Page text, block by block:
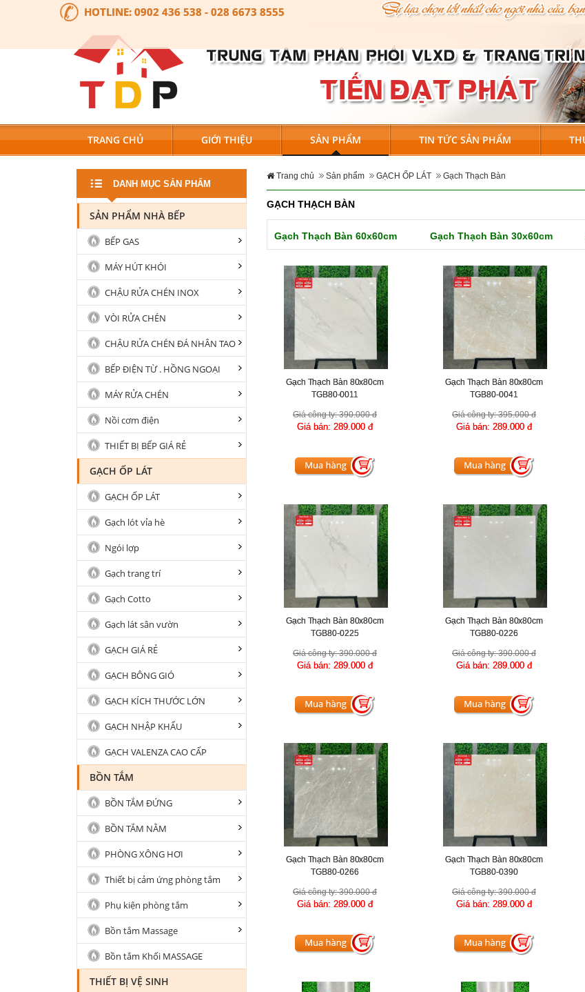
HOTLINE: 0902 436 538 - 028 6673 8555
Trang chủ Sản phẩm GẠCH ỐP LÁT Gạch Thạch Bàn
GẠCH THẠCH BÀN
Gạch Thạch Bàn 60x60cm Gạch Thạch Bàn 30x60cm
Gạch Thạch Bàn 80x80cm
TGB80-0011
Giá công ty:390.000 đ
Giá bán: 289.000 đ
Gạch Thạch Bàn 80x80cm
TGB80-0041
Giá công ty:395.000 đ
Giá bán: 289.000 đ
Gạch Thạch Bàn 80x80cm
TGB80-0225
Giá công ty:390.000 đ
Giá bán: 289.000 đ
Gạch Thạch Bàn 80x80cm
TGB80-0226
Giá công ty:390.000 đ
Giá bán: 289.000 đ
Gạch Thạch Bàn 80x80cm
TGB80-0266
Giá công ty:390.000 đ
Giá bán: 289.000 đ
Gạch Thạch Bàn 80x80cm
TGB80-0390
Giá công ty:390.000 đ
Giá bán: 289.000 đ
DANH MỤC SẢN PHẨM
SẢN PHẨM NHÀ BẾP
BẾP GAS
MÁY HÚT KHÓI
CHẬU RỬA CHÉN INOX
VÒI RỬA CHÉN
CHẬU RỬA CHÉN ĐÁ NHÂN TAO
BẾP ĐIỆN TỪ . HỒNG NGOẠI
MÁY RỬA CHÉN
Nồi cơm điện
THIẾT BỊ BẾP GIÁ RẺ
GẠCH ỐP LÁT
GẠCH ỐP LÁT
Gạch lót vỉa hè
Ngói lợp
Gạch trang trí
Gạch Cotto
Gạch lát sân vườn
GẠCH GIÁ RẺ
GẠCH BÔNG GIÓ
GẠCH KÍCH THƯỚC LỚN
GẠCH NHẬP KHẨU
GẠCH VALENZA CAO CẤP
BỒN TẮM
BỒN TẮM ĐỨNG
BỒN TẮM NẰM
PHÒNG XÔNG HƠI
Thiết bị cảm ứng phòng tắm
Phụ kiện phòng tắm
Bồn tắm Massage
Bồn tắm Khối MASSAGE
THIẾT BỊ VỆ SINH
TRANG CHỦ GIỚI THIỆU SẢN PHẨM TIN TỨC SẢN PHẨM